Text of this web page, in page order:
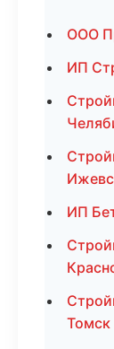
ООО
ИП
ИП
Томск